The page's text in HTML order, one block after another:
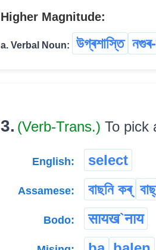
Higher Magnitude:
a. Verbal Noun: উগ্ৰশাস্তি
3. (Verb-Trans.) To pick
English: select
Assamese: বাছনি কৰ্ বাছ্
Bodo: सायख`नाय